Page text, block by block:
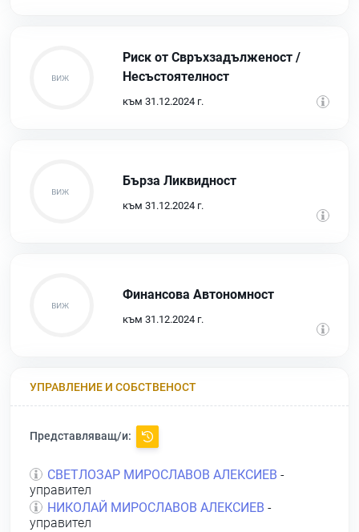
Риск от Свръхзадълженост /
Несъстоятелност
към 31.12.2024 г.
Бърза Ликвидност
към 31.12.2024 г.
Финансова Автономност
към 31.12.2024 г.
УПРАВЛЕНИЕ И СОБСТВЕНОСТ
Представляващ/и:
СВЕТЛОЗАР МИРОСЛАВОВ АЛЕКСИЕВ -
управител
НИКОЛАЙ МИРОСЛАВОВ АЛЕКСИЕВ -
управител